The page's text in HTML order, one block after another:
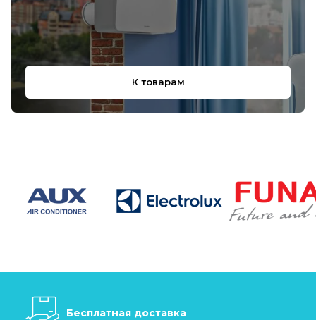
К товарам
Бесплатная доставка